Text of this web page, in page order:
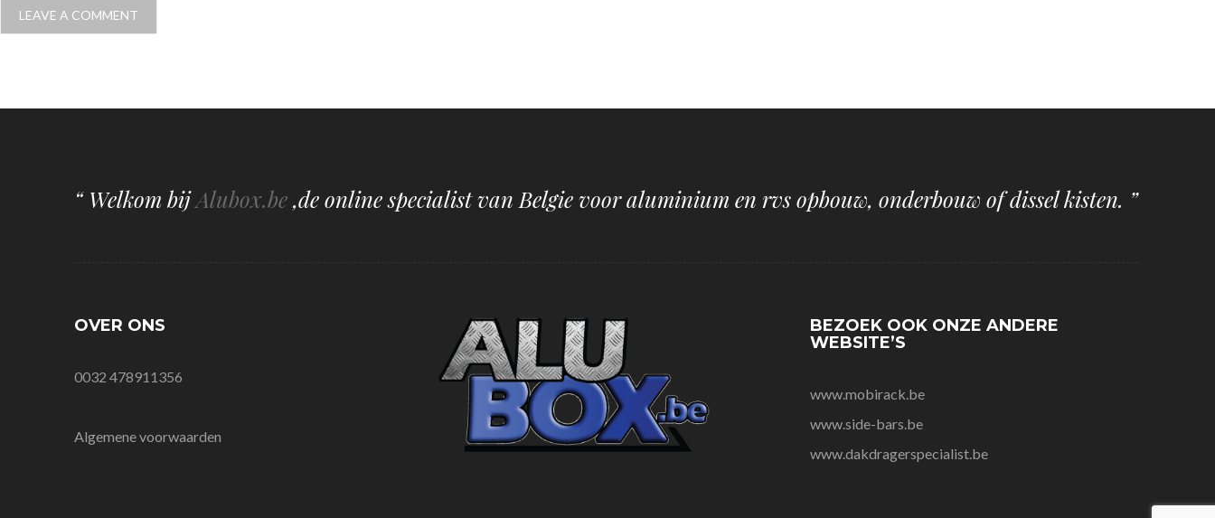
“ Welkom bijAlubox.be,de online specialist van Belgie voor aluminium en rvs opbouw, onderbouw of dissel kisten. ”
OVER ONS
0032 478911356
Algemene voorwaarden
BEZOEK OOK ONZE ANDERE
WEBSITE’S
www.mobirack.be
www.side-bars.be
www.dakdragerspecialist.be